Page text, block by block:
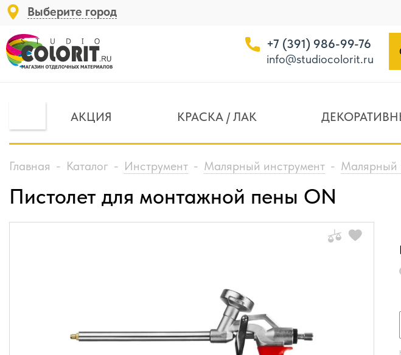
Выберите город
+7 (391) 986-99-76
info@studiocolorit.ru
АКЦИЯ КРАСКА / ЛАК
Главная - Каталог - Инструмент - Малярный инструмент - Малярный
Пистолет для монтажной пены ON